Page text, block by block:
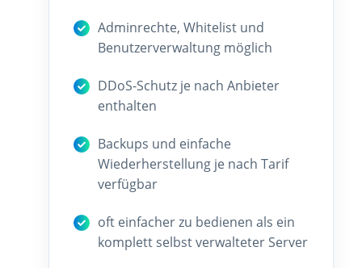
Adminrechte, Whitelist und
Benutzerverwaltung möglich
DDoS-Schutz je nach Anbieter
enthalten
Backups und einfache
Wiederherstellung je nach Tarif
verfügbar
oft einfacher zu bedienen als ein
komplett selbst verwalteter Server